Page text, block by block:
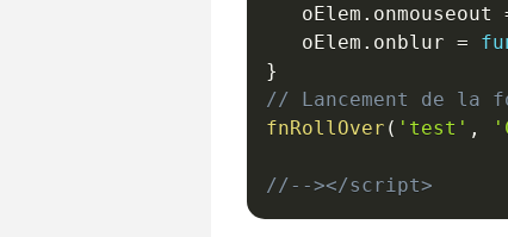
   oElem
. onmouseout
   oElem
. onblur =
}
// Lancement de la
fnRollOver ( 'test' ,
//--></script>